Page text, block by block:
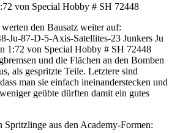
den Bausatz weiter auf:
und die Flächen an den Bomben
als gespritzte Teile. Letztere sind
man sie einfach ineinanderstecken und
geübte dürften damit ein gutes
Spritzlinge aus den Academy-Formen: